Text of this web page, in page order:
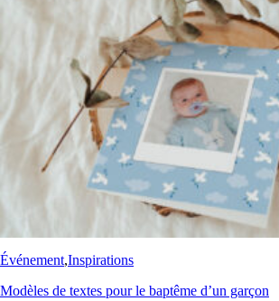
Événement,Inspirations
Modèles de textes pour le baptême d’un garçon